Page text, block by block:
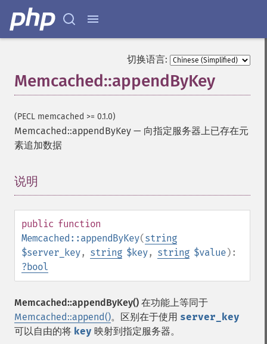
切换语言:
Memcached::appendByKey
(PECL memcached >= 0.1.0)
Memcached::appendByKey — 向指定服务器上已存在元
素追加数据
说明
public function
Memcached::appendByKey(string
$server_key, string $key, string $value):
?bool
Memcached::appendByKey() 在功能上等同于
Memcached::append()。区别在于使用 server_key
可以自由的将 key 映射到指定服务器。